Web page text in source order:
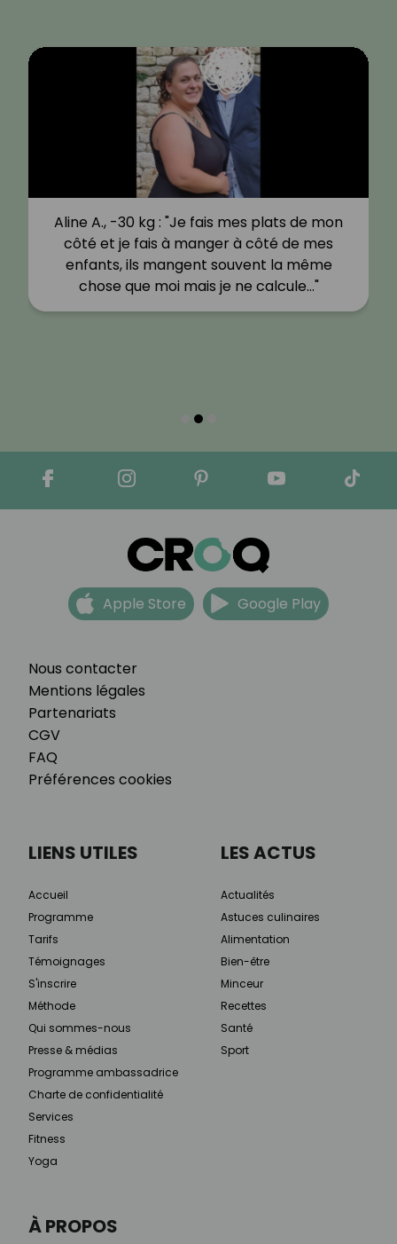
Aline A., -30 kg : "Je fais mes plats de mon
côté et je fais à manger à côté de mes
enfants, ils mangent souvent la même
chose que moi mais je ne calcule…"
Nous contacter
Mentions légales
Partenariats
CGV
FAQ
Préférences cookies
Apple Store Google Play
À PROPOS
LIENS UTILES
Accueil
Programme
Tarifs
Témoignages
S'inscrire
Méthode
Qui sommes-nous
Presse & médias
Programme ambassadrice
Charte de confidentialité
Services
Fitness
Yoga
LES ACTUS
Actualités
Astuces culinaires
Alimentation
Bien-être
Minceur
Recettes
Santé
Sport